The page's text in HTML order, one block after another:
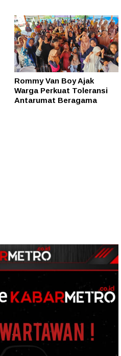
Rommy Van Boy Ajak
Warga Perkuat Toleransi
Antarumat Beragama